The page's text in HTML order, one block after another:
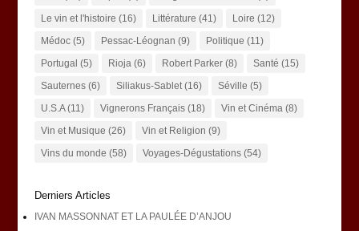
Le vin et l'histoire (16) Littérature (41) Loire (12)
Médoc(5) Pessac-Léognan (9) Politique (11)
Portugal (5) Rioja(6) Robert Parker(8) Santé (15)
Sauternes(6) Siliakus-Sablet(16) Séville (5)
U.S.A(11) Vignerons Français(18) Vin et Cinéma(8)
Vin et Musique (26) Vin et Religion (9)
Vins du monde (58) Voyages-Dégustations(54)
Derniers Articles
IVAN MASSONNAT ET LA PAULÉE D’ANJOU